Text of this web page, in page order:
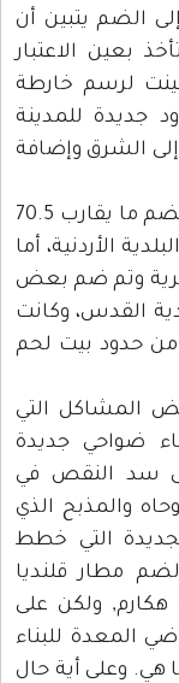
الضم يتبين أن
بعين الاعتبار
عينت لرسم خارطة
حدود جديدة للمدينة
المدينة من (4ـ6) كم إلى الشرق وإضافة
ووصلت مساحة الأراضي التي شملها الضم ما يقارب 70.5
البلدية الأردنية، أما
الأراضي فقد تم اقتطاعها من 28 قرية وتم ضم بعض
القدس، وكانت
حدود بيت لحم
المشاكل التي
ضواحي جديدة
سد النقص في
والمذبح الذي
التي خطط
مطار قلنديا
هكارم, ولكن على
المعدة للبناء
هي. وعلى أية حال